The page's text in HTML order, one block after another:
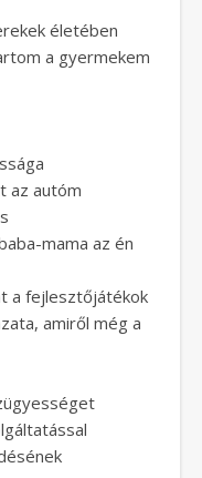
életében
a gyermekem
az autóm
mama az én
a fejlesztőjátékok
amiről még a